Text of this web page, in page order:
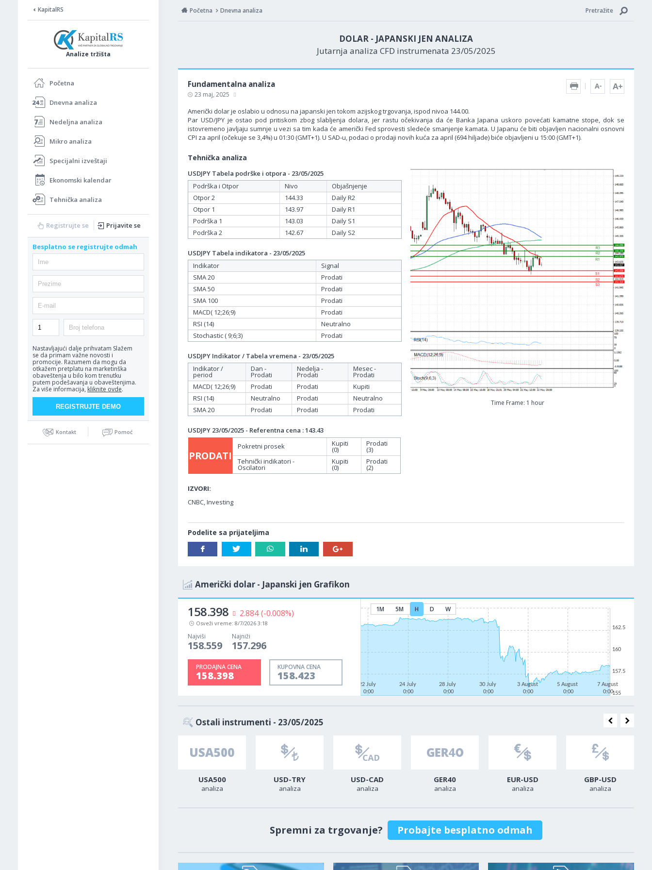
KapitalRS
Analize tržišta
Početna
Dnevna analiza
Nedeljna analiza
Mikro analiza
Specijalni izveštaji
Ekonomski kalendar
Tehnička analiza
Registrujte se Prijavite se
Besplatno se registrujte odmah
Nastavljajući dalje prihvatam Slažem
se da primam važne novosti i
promocije. Razumem da mogu da
otkažem pretplatu na marketinška
obaveštenja u bilo kom trenutku
putem podešavanja u obaveštenjima.
Za više informacija, kliknite ovde.
Kontakt Pomoć
Početna Dnevna analiza Pretražite
DOLAR - JAPANSKI JEN ANALIZA
Jutarnja analiza CFD instrumenata 23/05/2025
Fundamentalna analiza
23 maj, 2025
Američki dolar je oslabio u odnosu na japanski jen tokom azijskog trgovanja, ispod nivoa 144.00.
Par USD/JPY je ostao pod pritiskom zbog slabljenja dolara, jer rastu očekivanja da će Banka Japana uskoro povećati kamatne stope, dok se
istovremeno javljaju sumnje u vezi sa tim kada će američki Fed sprovesti sledeće smanjenje kamata. U Japanu će biti objavljen nacionalni osnovni
CPI za april (očekuje se 3,4%) u 01:30 (GMT+1). U SAD-u, podaci o prodaji novih kuća za april (694 hiljade) biće objavljeni u 15:00 (GMT+1).
Tehnička analiza
Time Frame: 1 hour
USDJPY Tabela podrške i otpora - 23/05/2025
Podrška i Otpor
Nivo
Objašnjenje
Otpor 2
144.33
Daily R2
Otpor 1
143.97
Daily R1
Podrška 1
143.03
Daily S1
Podrška 2
142.67 Daily S2
USDJPY Tabela indikatora - 23/05/2025
Indikator
Signal
SMA 20
Prodati
SMA 50
Prodati
SMA 100
Prodati
MACD( 12;26;9)
Prodati
RSI (14)
Neutralno
Stochastic ( 9;6;3)
Prodati
USDJPY Indikator / Tabela vremena - 23/05/2025
Indikator /
period
Dan -
Prodati
Nedelja -
Prodati
Mesec -
Prodati
MACD( 12;26;9)
Prodati Prodati
Kupiti
RSI (14)
Neutralno Prodati
Neutralno
SMA 20
Prodati Prodati Prodati
USDJPY 23/05/2025 - Referentna cena : 143.43
PRODATI
Pokretni prosek Kupiti
(0)
Prodati
(3)
Tehnički indikatori -
Oscilatori
Kupiti
(0)
Prodati
(2)
IZVORI:
CNBC, Investing
Podelite sa prijateljima
Američki dolar - Japanski jen Grafikon
158.398 2.884 (-0.008%)
Osveži vreme: 8/7/2026 3:18
Najviši
158.559
Najniži
157.296
PRODAJNA CENA
158.398
KUPOVNA CENA
158.423
1M 5M H D W
22 July
0:00
24 July
0:00
28 July
0:00
30 July
0:00
3 August
0:00
5 August
0:00
7 August
0:00155
157.5
160
162.5
Ostali instrumenti - 23/05/2025
USA500
analiza
USD-TRY
analiza
USD-CAD
analiza
GER40
analiza
EUR-USD
analiza
GBP-USD
analiza
Spremni za trgovanje? Probajte besplatno odmah